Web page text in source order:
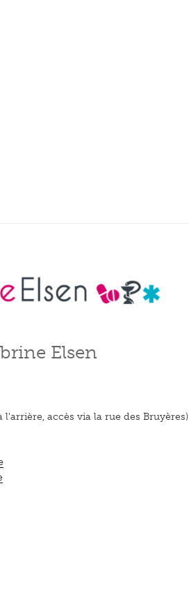
Elsen
l'arrière, accès via la rue des Bruyères)